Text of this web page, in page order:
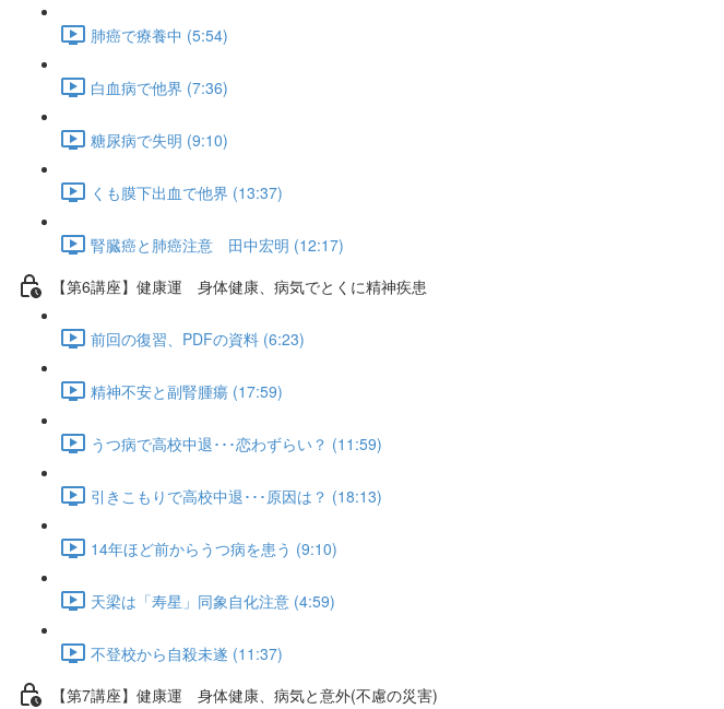
肺癌で療養中 (5:54)
白血病で他界 (7:36)
糖尿病で失明 (9:10)
くも膜下出血で他界 (13:37)
腎臓癌と肺癌注意 田中宏明 (12:17)
【第6講座】健康運 身体健康、病気でとくに精神疾患
前回の復習、PDFの資料 (6:23)
精神不安と副腎腫瘍 (17:59)
うつ病で高校中退･･･恋わずらい？ (11:59)
引きこもりで高校中退･･･原因は？ (18:13)
14年ほど前からうつ病を患う (9:10)
天梁は「寿星」同象自化注意 (4:59)
不登校から自殺未遂 (11:37)
【第7講座】健康運 身体健康、病気と意外(不慮の災害)